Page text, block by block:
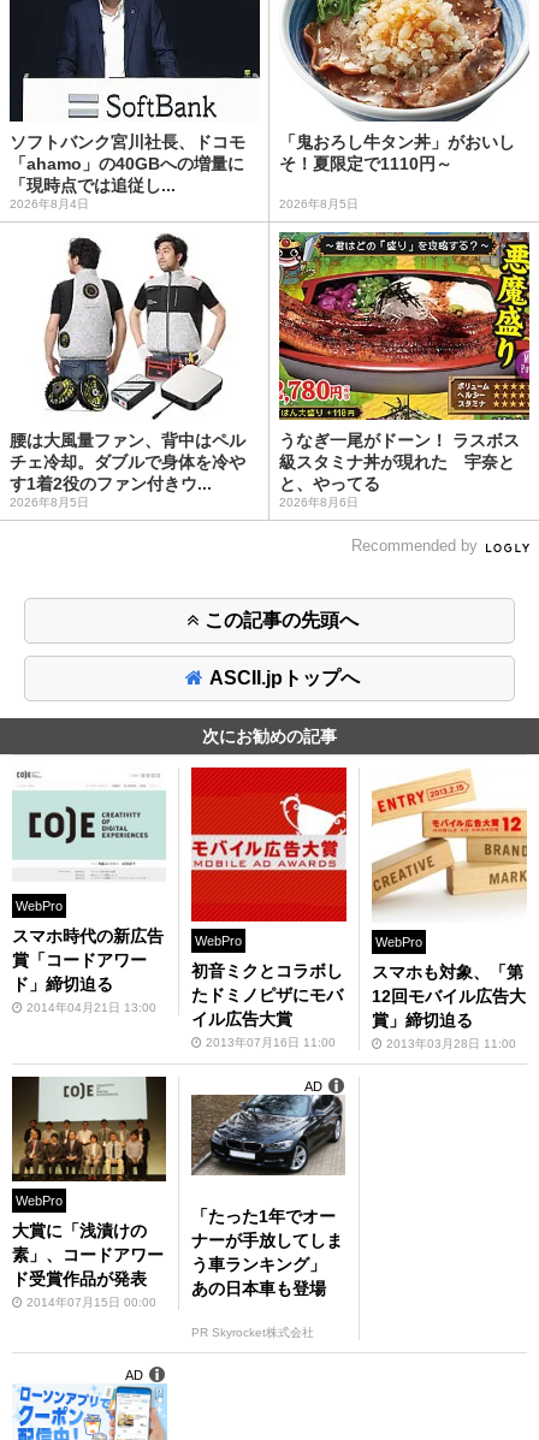
ソフトバンク宮川社長、ドコモ
「ahamo」の40GBへの増量に
「現時点では追従し...
2026年8月4日
「鬼おろし牛タン丼」がおいし
そ！夏限定で1110円～
2026年8月5日
腰は大風量ファン、背中はペル
チェ冷却。ダブルで身体を冷や
す1着2役のファン付きウ...
2026年8月5日
うなぎ一尾がドーン！ ラスボス
級スタミナ丼が現れた 宇奈と
と、やってる
2026年8月6日
Recommended by
この記事の先頭へ
ASCII.jpトップへ
次にお勧めの記事
WebPro
スマホ時代の新広告
賞「コードアワー
ド」締切迫る
2014年04月21日 13:00
WebPro
初音ミクとコラボし
たドミノピザにモバ
イル広告大賞
2013年07月16日 11:00
WebPro
スマホも対象、「第
12回モバイル広告大
賞」締切迫る
2013年03月28日 11:00
WebPro
大賞に「浅漬けの
素」、コードアワー
ド受賞作品が発表
2014年07月15日 00:00
「たった1年でオー
ナーが手放してしま
う車ランキング」
あの日本車も登場
PR Skyrocket株式会社
AD
AD